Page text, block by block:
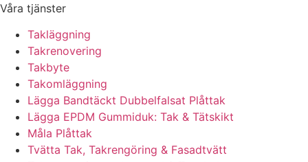
Våra tjänster
Takläggning
Takrenovering
Takbyte
Takomläggning
Lägga Bandtäckt Dubbelfalsat Plåttak
Lägga EPDM Gummiduk: Tak & Tätskikt
Måla Plåttak
Tvätta Tak, Takrengöring & Fasadtvätt